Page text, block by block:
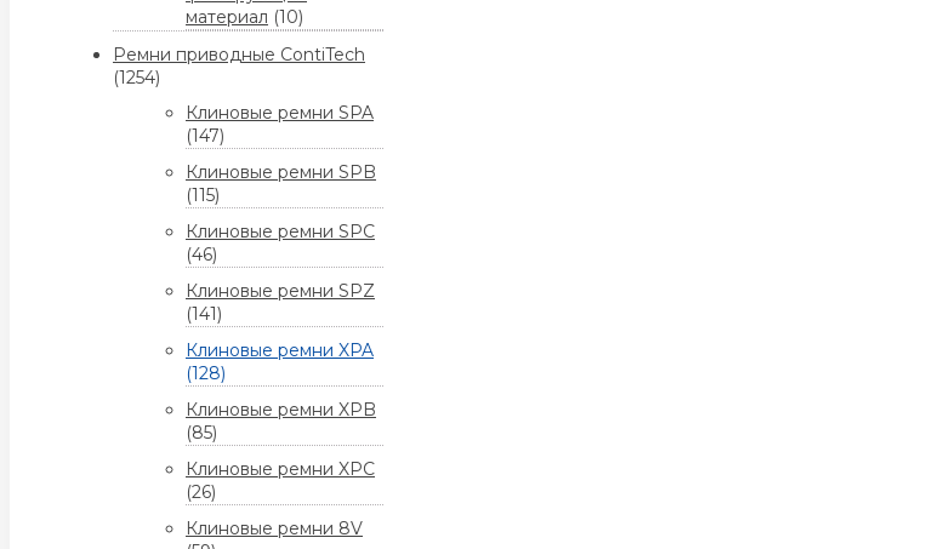
материал (10)
Ремни приводные ContiTech
(1254)
Клиновые ремни SPA
(147)
Клиновые ремни SPB
(115)
Клиновые ремни SPC
(46)
Клиновые ремни SPZ
(141)
Клиновые ремни XPA
(128)
Клиновые ремни XPB
(85)
Клиновые ремни XPC
(26)
Клиновые ремни 8V